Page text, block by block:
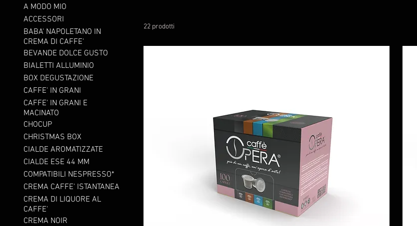
A MODO MIO
ACCESSORI
BABA' NAPOLETANO IN
CREMA DI CAFFE'
BEVANDE DOLCE GUSTO
BIALETTI ALLUMINIO
BOX DEGUSTAZIONE
CAFFE' IN GRANI
CAFFE' IN GRANI E
MACINATO
CHOCUP
CHRISTMAS BOX
CIALDE AROMATIZZATE
CIALDE ESE 44 MM
COMPATIBILI NESPRESSO*
CREMA CAFFE' ISTANTANEA
CREMA DI LIQUORE AL
CAFFE'
CREMA NOIR
22 prodotti